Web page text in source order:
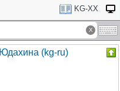
KG-XX
Юдахина (kg-ru)